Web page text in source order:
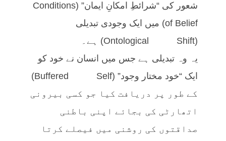
شعور کی “شرائطِ امکانِ ایمان” (Conditions
of Belief) میں ایک وجودی تبدیلی
(Ontological Shift) ہے۔
یہ وہ تبدیلی ہے جس میں انسان نے خود کو
ایک “خود مختار وجود” (Buffered Self)
کے طور پر دریافت کیا جو کسی بیرونی
اتھارٹی کی بجائے اپنی باطنی
صداقتوں کی روشنی میں فیصلے کرتا